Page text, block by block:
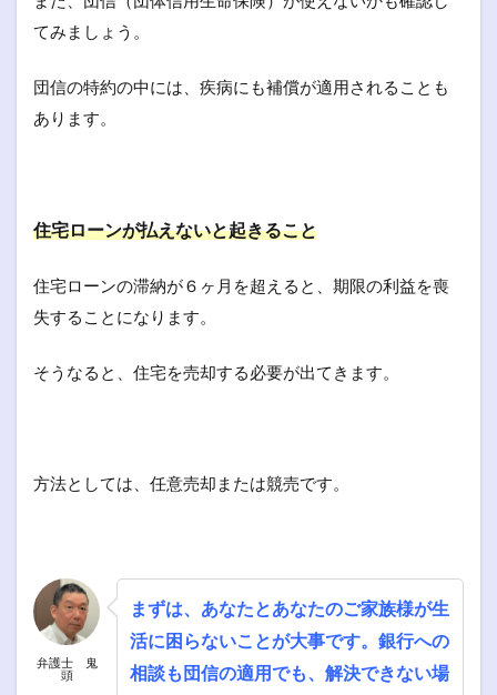
てみましょう。
団信の特約の中には、疾病にも補償が適用されることも
あります。
住宅ローンが払えないと起きること
住宅ローンの滞納が６ヶ月を超えると、期限の利益を喪
失することになります。
そうなると、住宅を売却する必要が出てきます。
方法としては、任意売却または競売です。
弁護士 鬼
頭
まずは、あなたとあなたのご家族様が生
活に困らないことが大事です。銀行への
相談も団信の適用でも、解決できない場